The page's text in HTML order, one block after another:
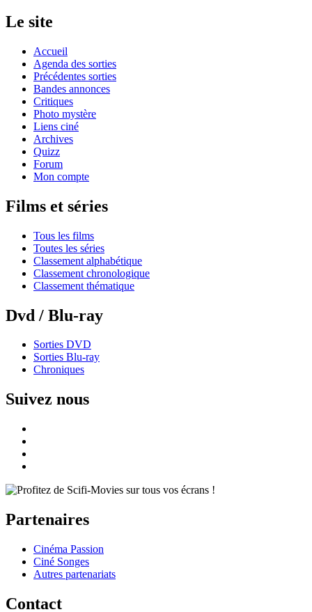
Le site
Accueil
Agenda des sorties
Précédentes sorties
Bandes annonces
Critiques
Photo mystère
Liens ciné
Archives
Quizz
Forum
Mon compte
Films et séries
Tous les films
Toutes les séries
Classement alphabétique
Classement chronologique
Classement thématique
Dvd / Blu-ray
Sorties DVD
Sorties Blu-ray
Chroniques
Suivez nous
Partenaires
Cinéma Passion
Ciné Songes
Autres partenariats
Contact